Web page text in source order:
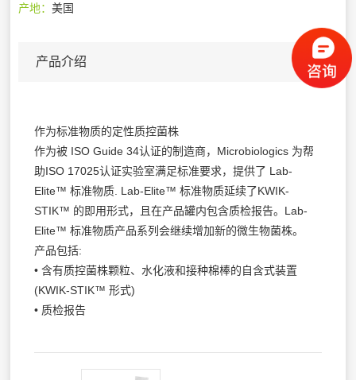
产地：美国
产品介绍
作为标准物质的定性质控菌株
作为被 ISO Guide 34认证的制造商，Microbiologics 为帮
助ISO 17025认证实验室满足标准要求，提供了 Lab-
Elite™ 标准物质. Lab-Elite™ 标准物质延续了KWIK-
STIK™ 的即用形式，且在产品罐内包含质检报告。Lab-
Elite™ 标准物质产品系列会继续增加新的微生物菌株。
产品包括:
• 含有质控菌株颗粒、水化液和接种棉棒的自含式装置
(KWIK-STIK™ 形式)
• 质检报告